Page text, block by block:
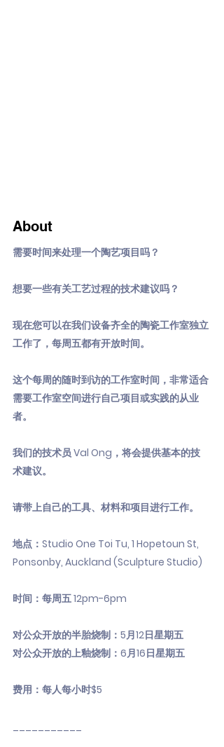
About
需要时间来处理一个陶艺项目吗？
想要一些有关工艺过程的技术建议吗？
现在您可以在我们设备齐全的陶瓷工作室独立
工作了，每周五都有开放时间。
这个每周的随时到访的工作室时间，非常适合
需要工作室空间进行自己项目或实践的从业
者。
我们的技术员 Val Ong，将会提供基本的技
术建议。
请带上自己的工具、材料和项目进行工作。
地点：Studio One Toi Tu, 1 Hopetoun St,
Ponsonby, Auckland (Sculpture Studio)
时间：每周五 12pm-6pm
对公众开放的半胎烧制：5月12日星期五
对公众开放的上釉烧制：6月16日星期五
费用：每人每小时$5